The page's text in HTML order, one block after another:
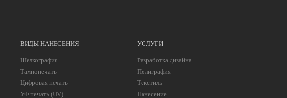
ВИДЫ НАНЕСЕНИЯ
Шелкография
Тампопечать
Цифровая печать
УФ печать (UV)
УСЛУГИ
Разработка дизайна
Полиграфия
Текстиль
Нанесение